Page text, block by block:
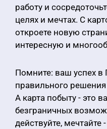
работу и
целях и мечтах. С
откроете новую
интересную и
Помните: ваш успех в
правильного
А карта побыту - это
безграничных
действуйте, мечтайте